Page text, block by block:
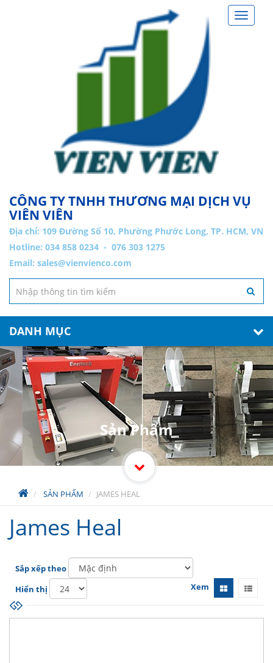
Toggle
CÔNG TY TNHH THƯƠNG MẠI DỊCH VỤ
VIÊN VIÊN
Địa chỉ: 109 Đường Số 10, Phường Phước Long, TP. HCM, VN
Hotline: 034 858 0234 - 076 303 1275
Email: sales@vienvienco.com
DANH MỤC
SẢN PHẨM JAMES HEAL
Sản Phẩm
James Heal
Sắp xếp theo
Hiển thị
Xem